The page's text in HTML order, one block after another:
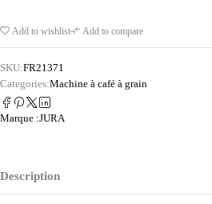
Add to wishlist
Add to compare
SKU:FR21371
Categories:Machine à café à grain
Marque :JURA
Description